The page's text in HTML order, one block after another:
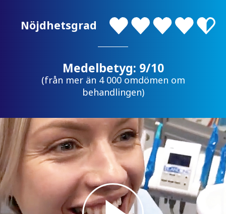
Nöjdhetsgrad
Medelbetyg: 9/10
(från mer än 4 000 omdömen om
behandlingen)